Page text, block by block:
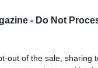
- Do Not
out of the sale, sharing
Correia,
Torrasi,